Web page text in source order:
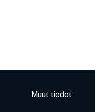
Muut tiedot